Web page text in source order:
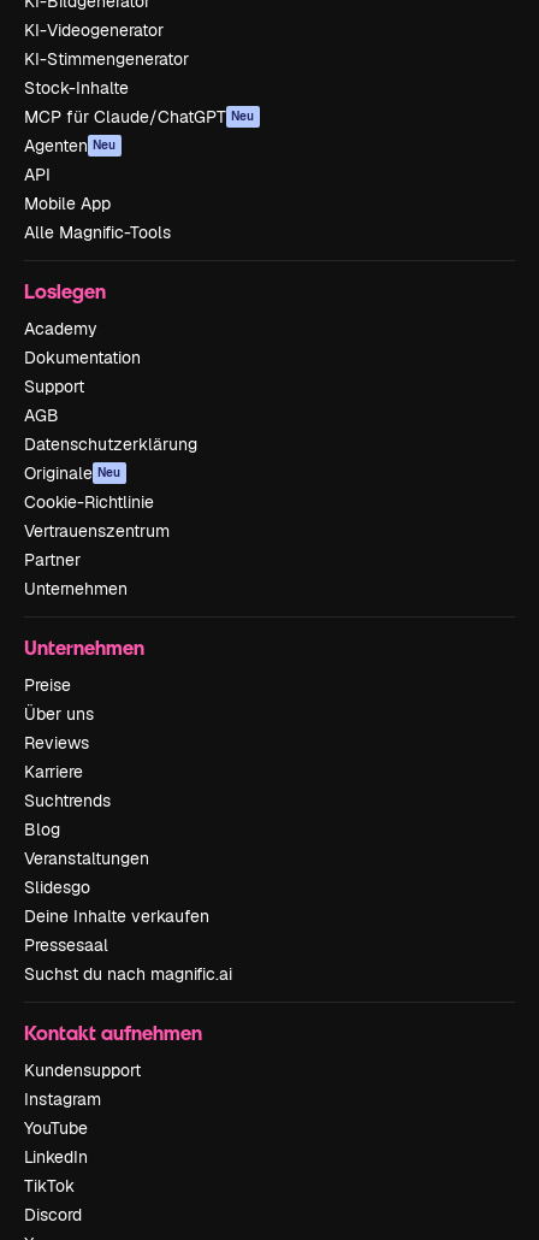
KI-Videogenerator
KI-Stimmengenerator
Stock-Inhalte
MCP für Claude/ChatGPT Neu
Agenten Neu
API
Mobile App
Alle Magnific-Tools
Loslegen
Academy
Dokumentation
Support
AGB
Datenschutzerklärung
Originale Neu
Cookie-Richtlinie
Vertrauenszentrum
Partner
Unternehmen
Unternehmen
Preise
Über uns
Reviews
Karriere
Suchtrends
Blog
Veranstaltungen
Slidesgo
Deine Inhalte verkaufen
Pressesaal
Suchst du nach magnific.ai
Kontakt aufnehmen
Kundensupport
Instagram
YouTube
LinkedIn
TikTok
Discord